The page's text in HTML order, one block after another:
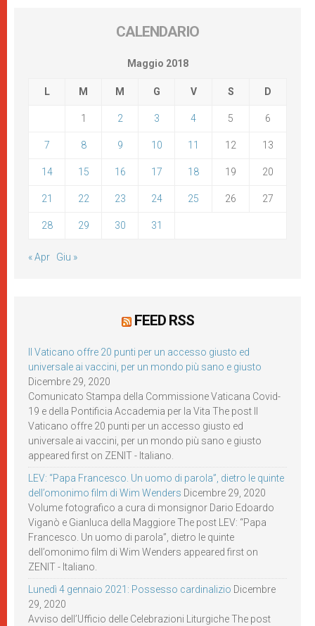
CALENDARIO
Maggio 2018
L M M G V S D
1 2 3 4 5 6
7 8 9 10 11 12 13
14 15 16 17 18 19 20
21 22 23 24 25 26 27
28 29 30 31
« Apr Giu »
FEED RSS
Il Vaticano offre 20 punti per un accesso giusto ed
universale ai vaccini, per un mondo più sano e giusto
Dicembre 29, 2020
Comunicato Stampa della Commissione Vaticana Covid-
19 e della Pontificia Accademia per la Vita The post Il
Vaticano offre 20 punti per un accesso giusto ed
universale ai vaccini, per un mondo più sano e giusto
appeared first on ZENIT - Italiano.
LEV: “Papa Francesco. Un uomo di parola”, dietro le quinte
dell’omonimo film di Wim Wenders Dicembre 29, 2020
Volume fotografico a cura di monsignor Dario Edoardo
Viganò e Gianluca della Maggiore The post LEV: “Papa
Francesco. Un uomo di parola”, dietro le quinte
dell’omonimo film di Wim Wenders appeared first on
ZENIT - Italiano.
Lunedì 4 gennaio 2021: Possesso cardinalizio Dicembre
29, 2020
Avviso dell’Ufficio delle Celebrazioni Liturgiche The post